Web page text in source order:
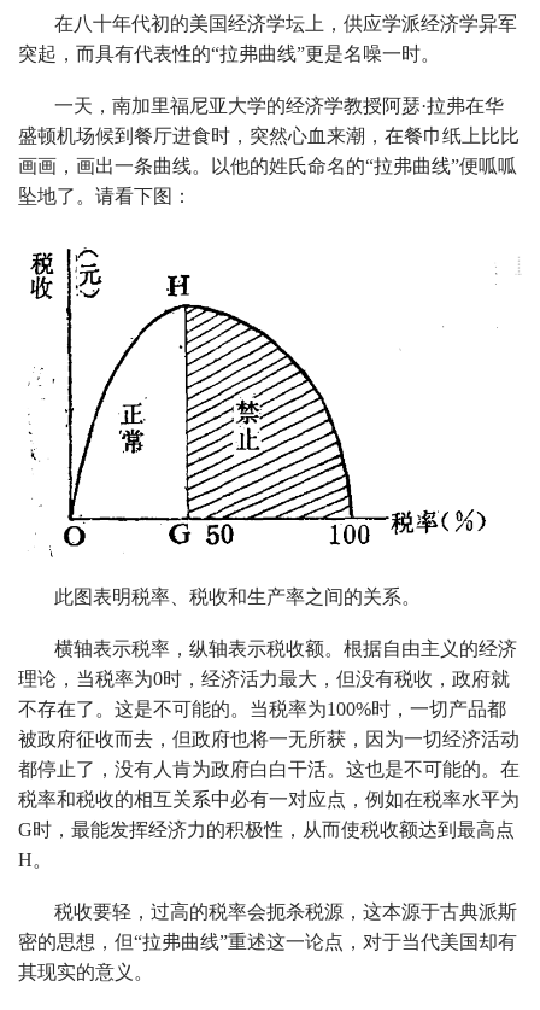
在八十年代初的美国经济学坛上，供应学派经济学异军
突起，而具有代表性的“拉弗曲线”更是名噪一时。
一天，南加里福尼亚大学的经济学教授阿瑟·拉弗在华
盛顿机场候到餐厅进食时，突然心血来潮，在餐巾纸上比比
画画，画出一条曲线。以他的姓氏命名的“拉弗曲线”便呱呱
坠地了。请看下图：
此图表明税率、税收和生产率之间的关系。
横轴表示税率，纵轴表示税收额。根据自由主义的经济
理论，当税率为0时，经济活力最大，但没有税收，政府就
不存在了。这是不可能的。当税率为100%时，一切产品都
被政府征收而去，但政府也将一无所获，因为一切经济活动
都停止了，没有人肯为政府白白干活。这也是不可能的。在
税率和税收的相互关系中必有一对应点，例如在税率水平为
G时，最能发挥经济力的积极性，从而使税收额达到最高点
H。
税收要轻，过高的税率会扼杀税源，这本源于古典派斯
密的思想，但“拉弗曲线”重述这一论点，对于当代美国却有
其现实的意义。